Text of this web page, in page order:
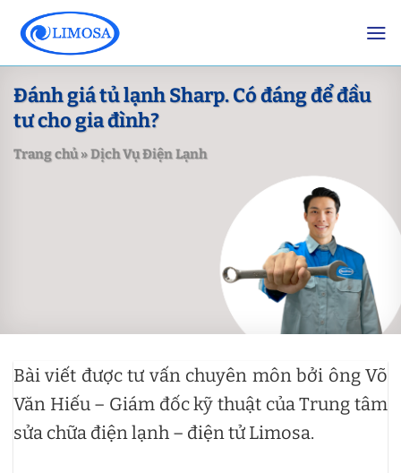
content
Đánh giá tủ lạnh Sharp. Có đáng để đầu
tư cho gia đình?
Trang chủ»Dịch Vụ Điện Lạnh
Bài viết được tư vấn chuyên môn bởi ông Võ
Văn Hiếu – Giám đốc kỹ thuật của Trung tâm
sửa chữa điện lạnh – điện tử Limosa.